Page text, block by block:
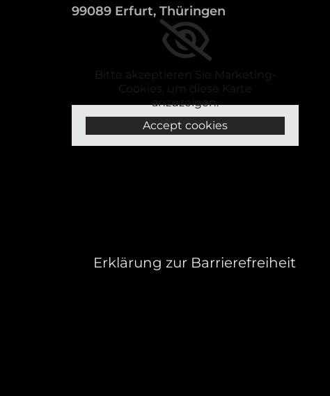
99089 Erfurt, Thüringen
Bitte akzeptieren Sie Marketing-
Cookies, um diese Karte
anzuzeigen.
Accept cookies
Erklärung zur Barrierefreiheit